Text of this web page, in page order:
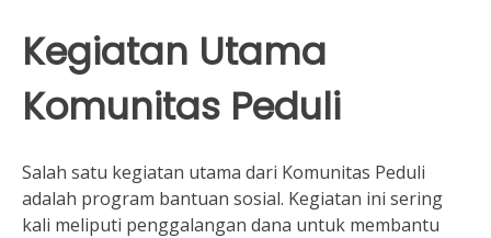
Kegiatan Utama
Komunitas Peduli
Salah satu kegiatan utama dari Komunitas Peduli
adalah program bantuan sosial. Kegiatan ini sering
kali meliputi penggalangan dana untuk membantu